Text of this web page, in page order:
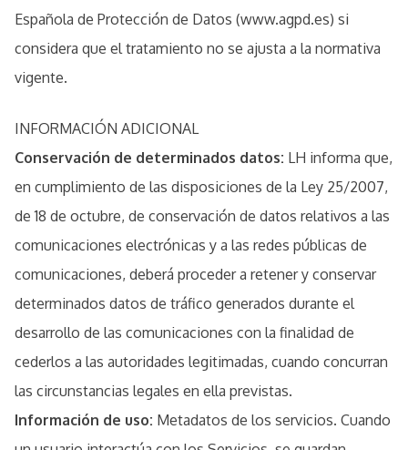
Española de Protección de Datos (www.agpd.es) si
considera que el tratamiento no se ajusta a la normativa
vigente.
INFORMACIÓN ADICIONAL
Conservación de determinados datos: LH informa que,
en cumplimiento de las disposiciones de la Ley 25/2007,
de 18 de octubre, de conservación de datos relativos a las
comunicaciones electrónicas y a las redes públicas de
comunicaciones, deberá proceder a retener y conservar
determinados datos de tráfico generados durante el
desarrollo de las comunicaciones con la finalidad de
cederlos a las autoridades legitimadas, cuando concurran
las circunstancias legales en ella previstas.
Información de uso: Metadatos de los servicios. Cuando